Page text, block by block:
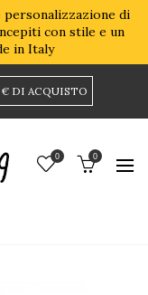
personalizzazione di
con stile e un
in Italy
DI ACQUISTO
0 0